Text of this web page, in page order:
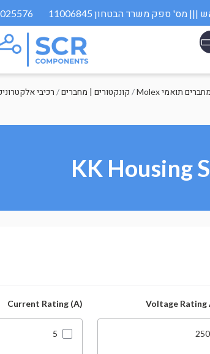
רכיבי /קונקטורים | מחברים / Molex מחברים תואמי
KK Housing
Voltage Rating
250
Current Rating (A)
5